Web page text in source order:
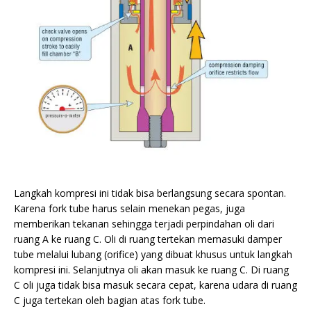
Langkah kompresi ini tidak bisa berlangsung secara spontan.
Karena fork tube harus selain menekan pegas, juga
memberikan tekanan sehingga terjadi perpindahan oli dari
ruang A ke ruang C. Oli di ruang tertekan memasuki damper
tube melalui lubang (orifice) yang dibuat khusus untuk langkah
kompresi ini. Selanjutnya oli akan masuk ke ruang C. Di ruang
C oli juga tidak bisa masuk secara cepat, karena udara di ruang
C juga tertekan oleh bagian atas fork tube.